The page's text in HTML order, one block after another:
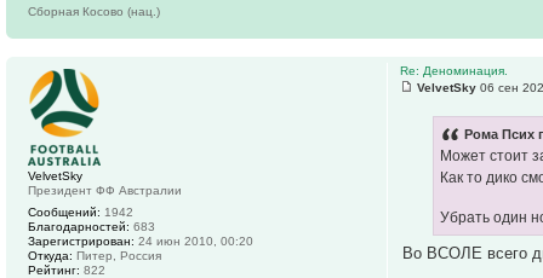
Сборная Косово (нац.)
Re: Деноминация.
VelvetSky 06 сен
Рома Псих
Может стоит
Как то дико
Убрать один
Во ВСОЛЕ всего
VelvetSky
Президент ФФ Австралии
Сообщений: 1942
Благодарностей: 683
Зарегистрирован: 24 июн 2010, 00:20
Откуда: Питер, Россия
Рейтинг: 822